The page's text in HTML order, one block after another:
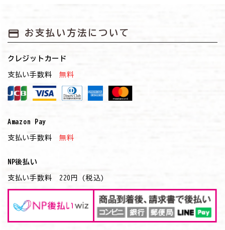
payment お支払い方法について
クレジットカード
支払い手数料 無料
Amazon Pay
支払い手数料 無料
NP後払い
支払い手数料 220円 (税込)